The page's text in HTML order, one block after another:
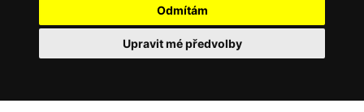
Odmítám
Upravit mé předvolby